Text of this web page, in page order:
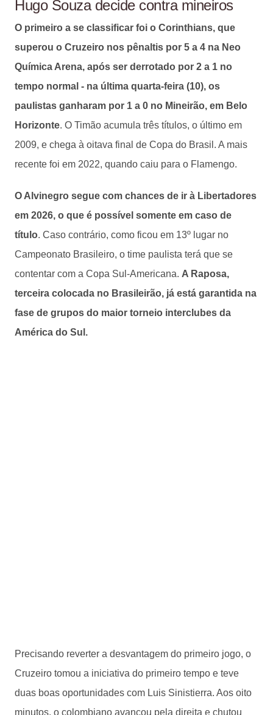
Hugo Souza decide contra mineiros
O primeiro a se classificar foi o Corinthians, que
superou o Cruzeiro nos pênaltis por 5 a 4 na Neo
Química Arena, após ser derrotado por 2 a 1 no
tempo normal - na última quarta-feira (10), os
paulistas ganharam por 1 a 0 no Mineirão, em Belo
Horizonte. O Timão acumula três títulos, o último em
2009, e chega à oitava final de Copa do Brasil. A mais
recente foi em 2022, quando caiu para o Flamengo.
O Alvinegro segue com chances de ir à Libertadores
em 2026, o que é possível somente em caso de
título. Caso contrário, como ficou em 13º lugar no
Campeonato Brasileiro, o time paulista terá que se
contentar com a Copa Sul-Americana. A Raposa,
terceira colocada no Brasileirão, já está garantida na
fase de grupos do maior torneio interclubes da
América do Sul.
Precisando reverter a desvantagem do primeiro jogo, o
Cruzeiro tomou a iniciativa do primeiro tempo e teve
duas boas oportunidades com Luis Sinistierra. Aos oito
minutos, o colombiano avançou pela direita e chutou